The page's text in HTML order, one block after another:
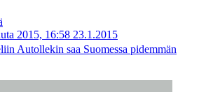
2015, 16:58 23.1.2015
Autollekin saa Suomessa pidemmän